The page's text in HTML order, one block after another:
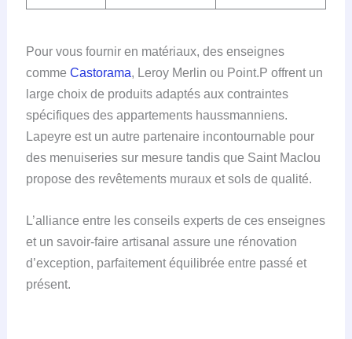
Pour vous fournir en matériaux, des enseignes
comme Castorama, Leroy Merlin ou Point.P offrent un
large choix de produits adaptés aux contraintes
spécifiques des appartements haussmanniens.
Lapeyre est un autre partenaire incontournable pour
des menuiseries sur mesure tandis que Saint Maclou
propose des revêtements muraux et sols de qualité.
L’alliance entre les conseils experts de ces enseignes
et un savoir-faire artisanal assure une rénovation
d’exception, parfaitement équilibrée entre passé et
présent.